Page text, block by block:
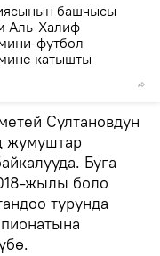
башчысы
Аль-Халиф
футбол
катышты
Султановдун
жумуштар
Буга
жылы боло
турунда